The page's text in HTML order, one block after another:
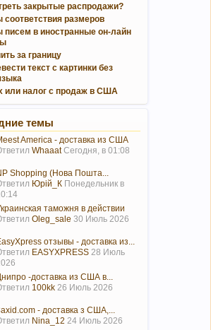
закрытые распродажи?
соответствия размеров
писем в иностранные он-лайн
за границу
текст с картинки без
или налог с продаж в США
темы
America - доставка из США
Whaaat Сегодня, в 01:08
Shopping (Нова Пошта...
Юрій_К Понедельник в
таможня в действии
Oleg_sale 30 Июль 2026
отзывы - доставка из...
EASYXPRESS 28 Июль
-доставка из США в...
100kk 26 Июль 2026
- доставка з США,...
Nina_12 24 Июль 2026